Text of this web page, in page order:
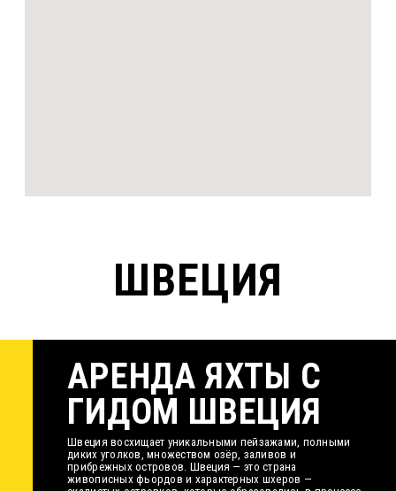
ШВЕЦИЯ
АРЕНДА ЯХТЫ С
ГИДОМ ШВЕЦИЯ
Швеция восхищает уникальными пейзажами, полными
диких уголков, множеством озёр, заливов и
прибрежных островов. Швеция — это страна
живописных фьордов и характерных шхеров —